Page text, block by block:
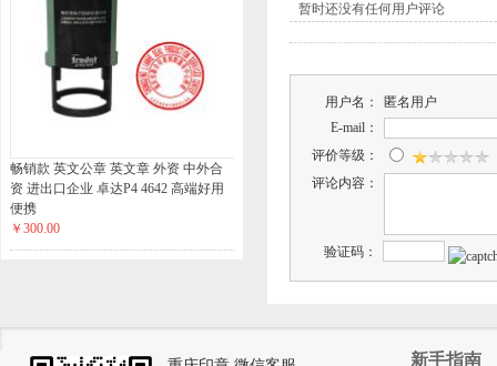
畅销款 英文公章 英文章 外资 中外合
资 进出口企业 卓达P4 4642 高端好用
便携
￥300.00
暂时还没有任何用户评论
用户名：
匿名用户
E-mail：
评价等级：
评论内容：
验证码：
新手指南